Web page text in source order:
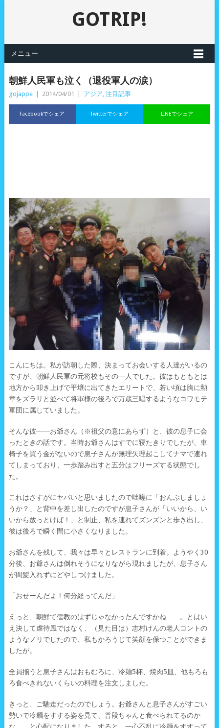
GOTRIP!
メニュー
朝鮮人民軍も泣く（退役軍人の涙）
gojappe 2014/04/01 アジア, 注目記事
Facebookでシェア LINEでシェア
Twitterでシェア
こんにちは。私が訪朝した際、決まってお会いする人達がいるの
ですが、朝鮮人民軍の元将校もその一人でした。彼はもともとは
地方から叩き上げで平壌に出てきたエリートで、若い頃は胸に勲
章をズラリと並べて将軍様の後ろで万歳三唱するようなコワモテ
軍団に属していました。
そんな彼――お爺さん（※祖父の意にあらず）と、彼の息子に会
ったときの話です。当時お爺さんはすでに寝たきりでしたが、車
椅子を買う金がないので息子さんが無理矢理起こしてナマで連れ
てしまっており、一歩踏み出すと五分はフリーズする状態でし
た。
これはさすがにヤバいと思いましたので咄嗟に「おんぶしましょ
うか？」と背中を差し出したのですが息子さんが「いいから、い
いから放っとけば！」と制止、私を連れてズンズンと歩き出し、
彼は後ろで瞬く間に小さくなりました。
お爺さんを残して、我々は早々とレストランに到着。ようやく30
分後、お爺さんは倒れそうになりながら現れましたが、息子さん
が間髪入れずにどやしつけました。
「おせーんだよ！何分経ってんだ」
えっと、朝鮮て儒教のはずじゃなかったんですかね……。とはい
え決して虐待風ではなく、（見た目は）志村けんの老人コントの
ようなノリでしたので、私もかろうじて笑顔を保つことができま
したが。
全員揃うと息子さんはおもむろに、冷麺5杯、焼肉5皿、他もろも
ろ食べきれないくらいの料理を注文しました。
きっと、ご馳走だったのでしょう。お爺さんと息子さんがすごい
勢いで冷麺をすする姿を見て、普段ちゃんと食べられてるのか
な……と心配になりました。すると、一心不乱に冷麺をすすって